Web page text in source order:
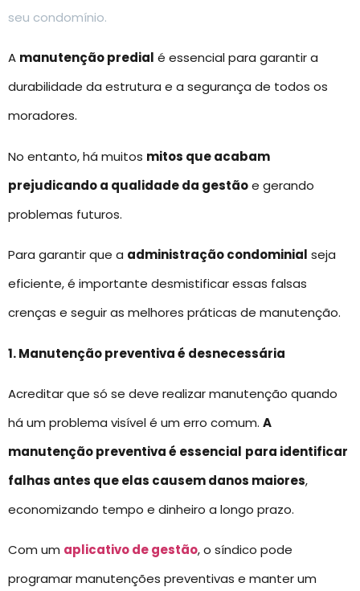
seu condomínio.
A manutenção predial é essencial para garantir a
durabilidade da estrutura e a segurança de todos os
moradores.
No entanto, há muitos mitos que acabam
prejudicando a qualidade da gestãoe gerando
problemas futuros.
Para garantir que a administração condominial seja
eficiente, é importante desmistificar essas falsas
crenças e seguir as melhores práticas de manutenção.
1. Manutenção preventiva é desnecessária
Acreditar que só se deve realizar manutenção quando
há um problema visível é um erro comum. A
manutenção preventiva é essencial para identificar
falhas antes que elas causem danos maiores,
economizando tempo e dinheiro a longo prazo.
Com um aplicativo de gestão, o síndico pode
programar manutenções preventivas e manter um